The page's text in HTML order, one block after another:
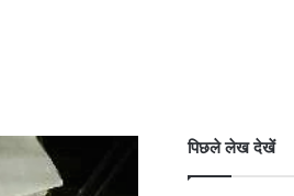
पिछले लेख देखें